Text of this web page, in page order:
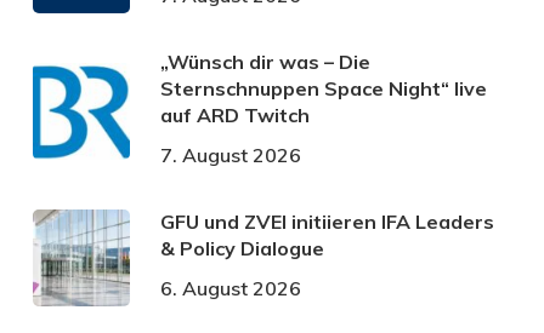
„Wünsch dir was – Die
Sternschnuppen Space Night“ live
auf ARD Twitch
7. August 2026
GFU und ZVEI initiieren IFA Leaders
& Policy Dialogue
6. August 2026